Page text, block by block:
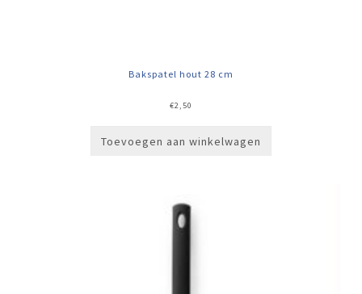
Bakspatel hout 28 cm
€2,50
Toevoegen aan winkelwagen